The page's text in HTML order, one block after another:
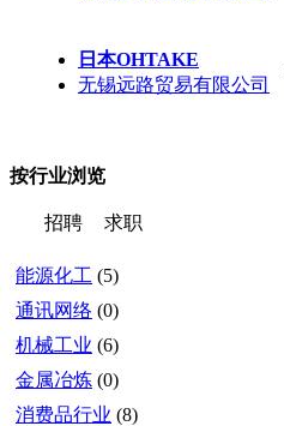
日本OHTAKE
无锡远路贸易有限公司
按行业浏览
招聘 求职
能源化工 (5)
通讯网络 (0)
机械工业 (6)
金属冶炼 (0)
消费品行业 (8)